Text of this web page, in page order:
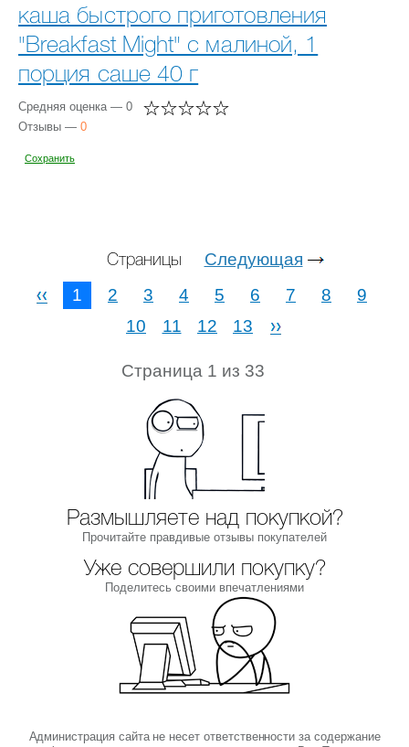
каша быстрого приготовления
"Breakfast Might" с малиной, 1
порция саше 40 г
Средняя оценка — 0
Отзывы — 0
Сохранить
Страницы
Следующая
1
2 3 4 5 6 7 8
9
10
11 12 13
Страница 1 из 33
Размышляете над покупкой?
Прочитайте правдивые отзывы покупателей
Уже совершили покупку?
Поделитесь своими впечатлениями
Администрация сайта не несет ответственности за содержание